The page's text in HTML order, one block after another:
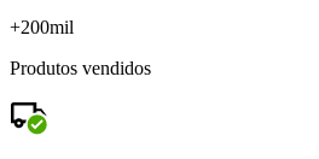
+200mil
Produtos vendidos